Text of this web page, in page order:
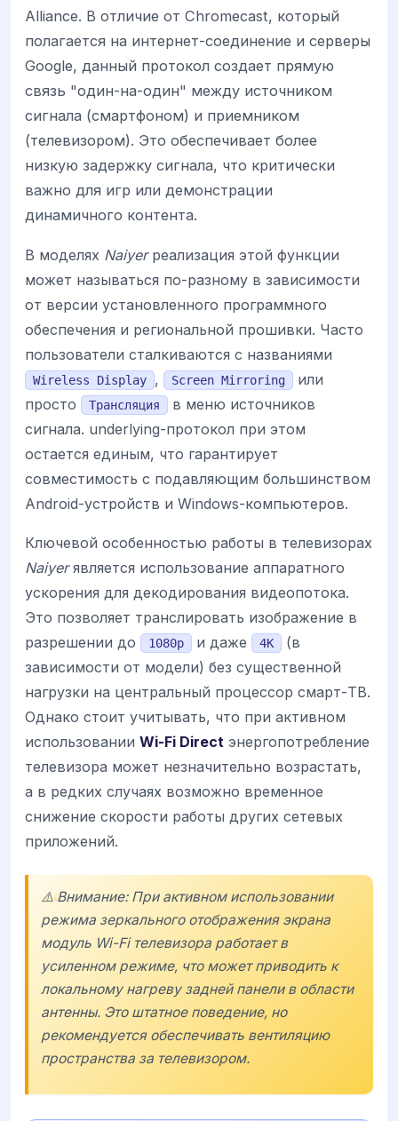
Alliance. В отличие от Chromecast, который
полагается на интернет-соединение и серверы
Google, данный протокол создает прямую
связь "один-на-один" между источником
сигнала (смартфоном) и приемником
(телевизором). Это обеспечивает более
низкую задержку сигнала, что критически
важно для игр или демонстрации
динамичного контента.
В моделях Naiyerреализация этой функции
может называться по-разному в зависимости
от версии установленного программного
обеспечения и региональной прошивки. Часто
пользователи сталкиваются с названиями
Wireless Display , Screen Mirroring
или
просто
Трансляция
в меню источников
сигнала. underlying-протокол при этом
остается единым, что гарантирует
совместимость с подавляющим большинством
Android-устройств и Windows-компьютеров.
Ключевой особенностью работы в телевизорах
Naiyerявляется использование аппаратного
ускорения для декодирования видеопотока.
Это позволяет транслировать изображение в
разрешении до
1080p и даже 4K
(в
зависимости от модели) без существенной
нагрузки на центральный процессор смарт-ТВ.
Однако стоит учитывать, что при активном
использовании Wi-Fi Direct энергопотребление
телевизора может незначительно возрастать,
а в редких случаях возможно временное
снижение скорости работы других сетевых
приложений.
⚠️ Внимание: При активном использовании
режима зеркального отображения экрана
модуль Wi-Fi телевизора работает в
усиленном режиме, что может приводить к
локальному нагреву задней панели в области
антенны. Это штатное поведение, но
рекомендуется обеспечивать вентиляцию
пространства за телевизором.